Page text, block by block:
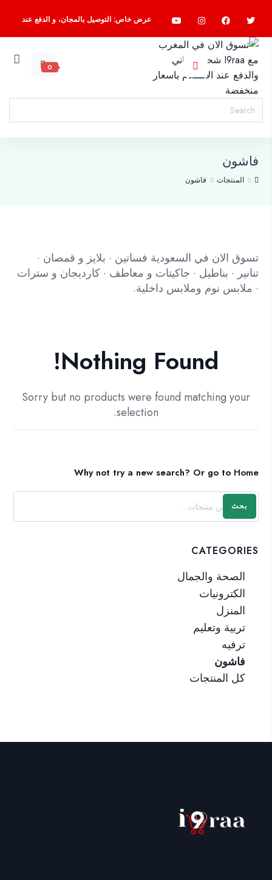
عرض خاص: التوصيل بالمجان، و الدفع عند
الاستلام، اسرع واطلب الآن
0
فاشون
المنتجات فاشون
تسوق الان في السعودية فساتين · بلايز و قمصان ·
تنانير · بناطيل · جاكيتات و معاطف · كارديجان و سترات
· ملابس نوم وملابس داخلية.
Nothing Found!
Sorry but no products were found matching your
selection.
Why not try a new search? Or go to Home
بحث
CATEGORIES
الصحة والجمال
الكترونيات
المنزل
تربية وتعليم
ترفيه
فاشون
كل المنتجات